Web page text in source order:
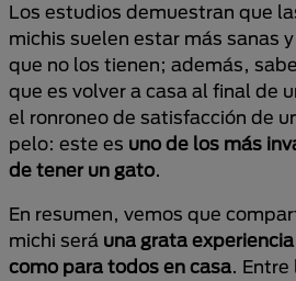
Los estudios demuestran que
michis suelen estar más sanas
que no los tienen; además,
que es volver a casa al final de
el ronroneo de satisfacción de
pelo: este es uno de los más
de tener un gato.
En resumen, vemos que
michi será una grata
como para todos en casa. Entre